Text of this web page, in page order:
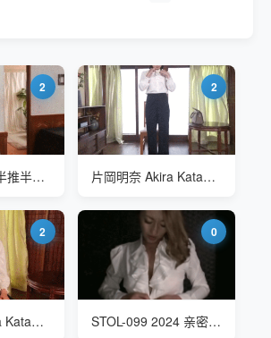
2
阿姨们都喜欢半推半就的
2
片岡明奈 Akira Kataoka JRZE-114 婚礼当天的亲密纪录
2
片岡明奈 Akira Kataoka JRZE-114 婚礼当天的亲密纪录
0
STOL-099 2024 亲密关系